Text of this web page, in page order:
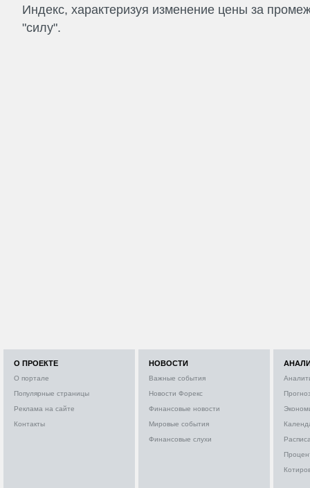
Индекс, характеризуя изменение цены за
"силу".
О ПРОЕКТЕ
О портале
Популярные страницы
Реклама на сайте
Контакты
НОВОСТИ
Важные события
Новости Форекс
Финансовые новости
Мировые события
Финансовые слухи